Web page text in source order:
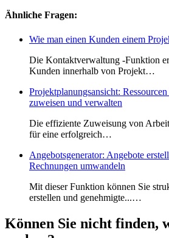
Ähnliche Fragen:
Wie man einen Kunden einem
Die Kontaktverwaltung -Funktion
Kunden innerhalb von Projekt…
Projektplanungsansicht:
zuweisen und verwalten
Die effiziente Zuweisung von
für eine erfolgreich…
Angebotsgenerator: Angebote
Rechnungen umwandeln
Mit dieser Funktion können Sie
erstellen und genehmigte...…
Können Sie nicht finden,